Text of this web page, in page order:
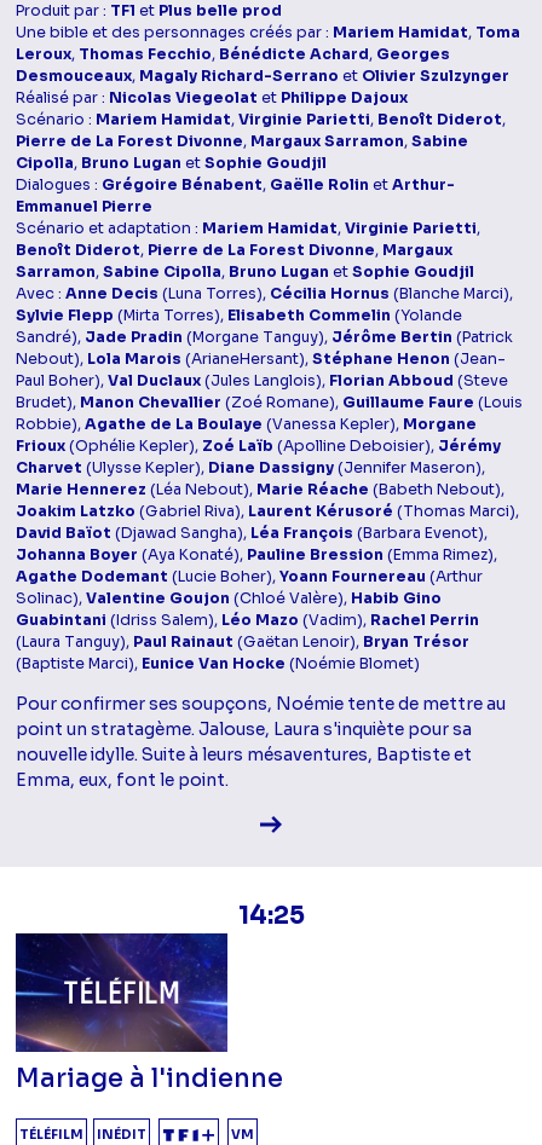
Produit par : TF1 et Plus belle prod
Une bible et des personnages créés par : Mariem Hamidat, Toma
Leroux, Thomas Fecchio, Bénédicte Achard, Georges
Desmouceaux, Magaly Richard-Serrano et Olivier Szulzynger
Réalisé par : Nicolas Viegeolat et Philippe Dajoux
Scénario : Mariem Hamidat,Virginie Parietti, Benoît Diderot,
Pierre de La Forest Divonne, Margaux Sarramon,Sabine
Cipolla, Bruno Lugan etSophie Goudjil
Dialogues : Grégoire Bénabent, Gaëlle Rolin etArthur-
Emmanuel Pierre
Scénario et adaptation : Mariem Hamidat,Virginie Parietti,
Benoît Diderot, Pierre de La Forest Divonne, Margaux
Sarramon,Sabine Cipolla, Bruno Lugan etSophie Goudjil
Avec :Anne Decis (Luna Torres), Cécilia Hornus (Blanche Marci),
Sylvie Flepp (Mirta Torres), Elisabeth Commelin (Yolande
Sandré), Jade Pradin (Morgane Tanguy), Jérôme Bertin (Patrick
Nebout), Lola Marois (ArianeHersant),Stéphane Henon (Jean-
Paul Boher),Val Duclaux(Jules Langlois), Florian Abboud (Steve
Brudet), Manon Chevallier (Zoé Romane), Guillaume Faure (Louis
Robbie),Agathe de La Boulaye (Vanessa Kepler), Morgane
Frioux(Ophélie Kepler), Zoé Laïb (Apolline Deboisier), Jérémy
Charvet (Ulysse Kepler), Diane Dassigny(Jennifer Maseron),
Marie Hennerez (Léa Nebout), Marie Réache (Babeth Nebout),
Joakim Latzko (Gabriel Riva), Laurent Kérusoré (Thomas Marci),
David Baïot (Djawad Sangha), Léa François (Barbara Evenot),
Johanna Boyer (Aya Konaté), Pauline Bression (Emma Rimez),
Agathe Dodemant (Lucie Boher),Yoann Fournereau (Arthur
Solinac),Valentine Goujon (Chloé Valère), Habib Gino
Guabintani (Idriss Salem), Léo Mazo (Vadim), Rachel Perrin
(Laura Tanguy), Paul Rainaut (Gaëtan Lenoir), Bryan Trésor
(Baptiste Marci), Eunice Van Hocke (Noémie Blomet)
Pour confirmer ses soupçons, Noémie tente de mettre au
point un stratagème. Jalouse, Laura s'inquiète pour sa
nouvelle idylle. Suite à leurs mésaventures, Baptiste et
Emma, eux, font le point.
Voir la fiche diffusion
14:25
Mariage à l'indienne
TÉLÉFILM INÉDIT VM